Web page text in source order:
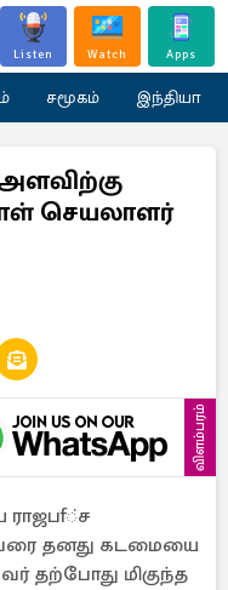
Listen Watch Apps
சமூகம் இந்தியா
செயலாளர்
விளம்பரம்
ராஜபf்ச
தனது கடமையை
தற்போது மிகுந்த